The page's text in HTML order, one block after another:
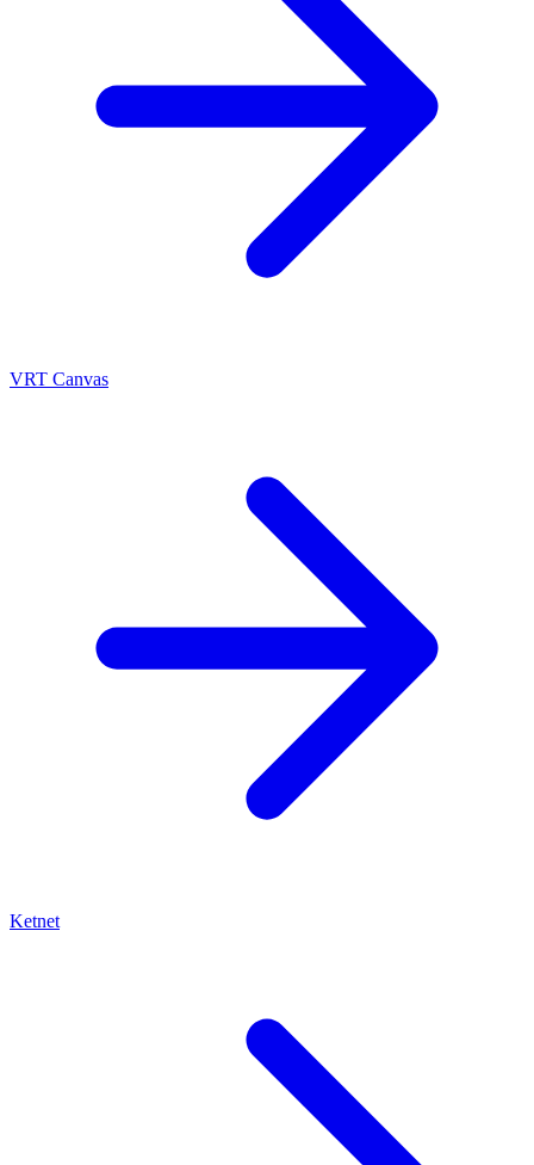
VRT Canvas
Ketnet